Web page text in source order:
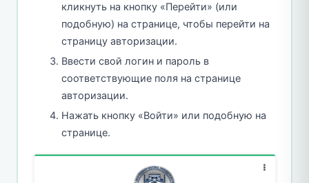
кликнуть на кнопку «Перейти» (или
подобную) на странице, чтобы перейти на
страницу авторизации.
Ввести свой логин и пароль в
соответствующие поля на странице
авторизации.
Нажать кнопку «Войти» или подобную на
странице.